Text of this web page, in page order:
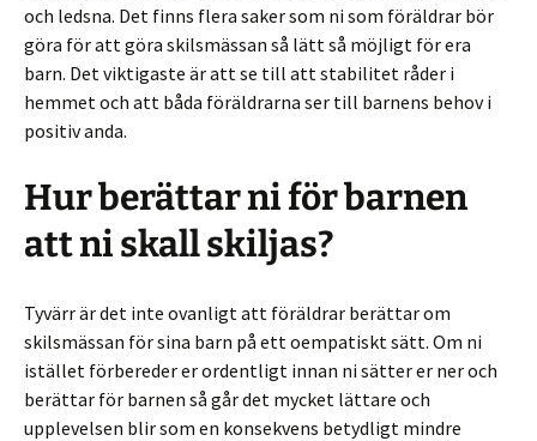
och ledsna. Det finns flera saker som ni som föräldrar bör
göra för att göra skilsmässan så lätt så möjligt för era
barn. Det viktigaste är att se till att stabilitet råder i
hemmet och att båda föräldrarna ser till barnens behov i
positiv anda.
Hur berättar ni för barnen
att ni skall skiljas?
Tyvärr är det inte ovanligt att föräldrar berättar om
skilsmässan för sina barn på ett oempatiskt sätt. Om ni
istället förbereder er ordentligt innan ni sätter er ner och
berättar för barnen så går det mycket lättare och
upplevelsen blir som en konsekvens betydligt mindre